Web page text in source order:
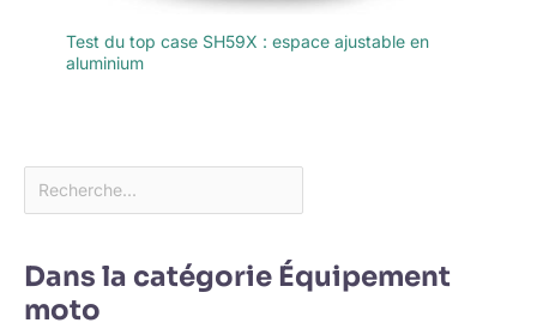
Test du top case SH59X : espace ajustable en
aluminium
Dans la catégorie Équipement
moto